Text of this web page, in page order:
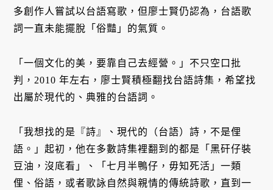
多創作人嘗試以台語寫歌，但廖士賢仍認為，台語歌
詞一直未能擺脫「俗豔」的氣質。
「一個文化的美，要靠自己去經營。」不只空口批
判，2010 年左右，廖士賢積極翻找台語詩集，希望找
出屬於現代的、典雅的台語詞。
「我想找的是『詩』、現代的（台語）詩，不是俚
語。」起初，他在多數詩集裡翻到的都是「黑矸仔裝
豆油，沒底看」、「七月半鴨仔，毋知死活」一類
俚、俗語，或者歌詠自然與親情的傳統詩歌，直到一